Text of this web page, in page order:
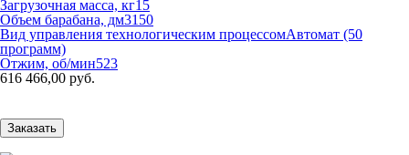
Загрузочная масса, кг15
Объем барабана, дм3150
Вид управления технологическим процессомАвтомат (50
программ)
Отжим, об/мин523
616 466,00 руб.
Заказать